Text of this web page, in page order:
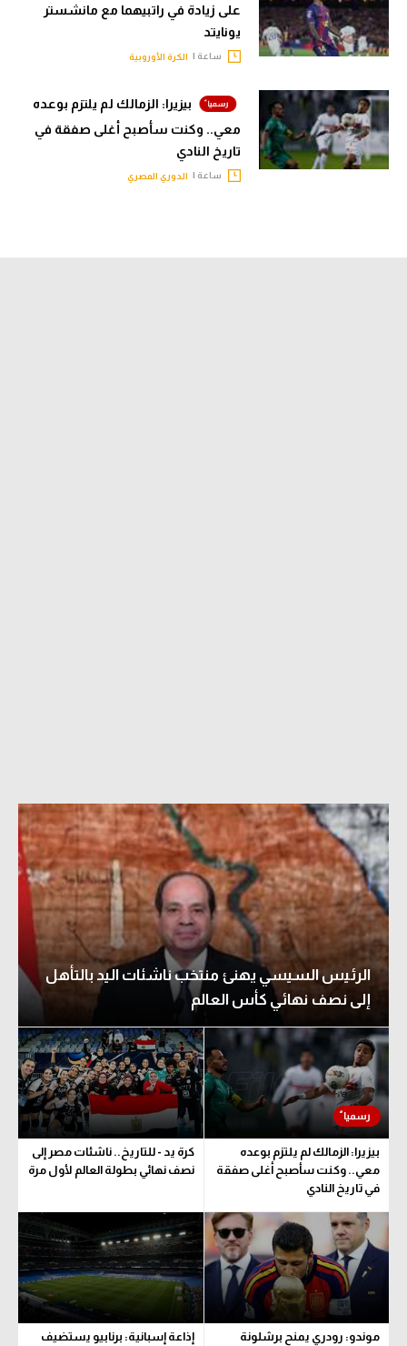
على زيادة في راتبيهما مع مانشستر
يونايتد
ساعة | الكرة الأوروبية
بيزيرا: الزمالك لم يلتزم بوعده
معي.. وكنت سأصبح أغلى صفقة في
تاريخ النادي
ساعة | الدوري المصري
الرئيس السيسي يهنئ منتخب ناشئات اليد بالتأهل
إلى نصف نهائي كأس العالم
بيزيرا: الزمالك لم يلتزم بوعده
معي.. وكنت سأصبح أغلى صفقة
في تاريخ النادي
كرة يد - للتاريخ.. ناشئات مصر إلى
نصف نهائي بطولة العالم لأول مرة
موندو: رودري يمنح برشلونة
إذاعة إسبانية: برنابيو يستضيف